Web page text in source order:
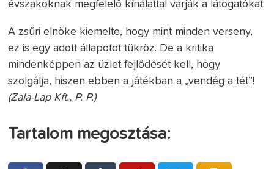
évszakoknak megfelelő kínálattal várják a látogatókat.
A zsűri elnöke kiemelte, hogy mint minden verseny,
ez is egy adott állapotot tükröz. De a kritika
mindenképpen az üzlet fejlődését kell, hogy
szolgálja, hiszen ebben a játékban a „vendég a tét”!
(Zala-Lap Kft., P. P.)
Tartalom megosztása: